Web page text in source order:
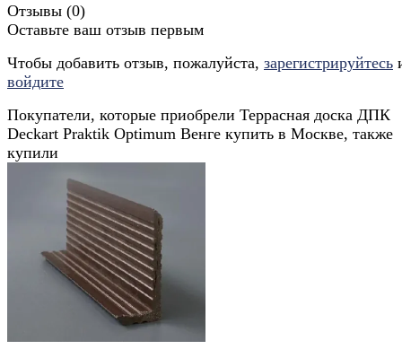
Отзывы (0)
Оставьте ваш отзыв первым
Чтобы добавить отзыв, пожалуйста, зарегистрируйтесь
войдите
Покупатели, которые приобрели Террасная доска ДПК
Deckart Praktik Optimum Венге купить в Москве, также
купили